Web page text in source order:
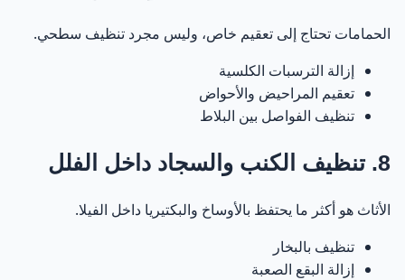
الحمامات تحتاج إلى تعقيم خاص، وليس مجرد تنظيف سطحي.
إزالة الترسبات الكلسية
تعقيم المراحيض والأحواض
تنظيف الفواصل بين البلاط
8. تنظيف الكنب والسجاد داخل الفلل
الأثاث هو أكثر ما يحتفظ بالأوساخ والبكتيريا داخل الفيلا.
تنظيف بالبخار
إزالة البقع الصعبة